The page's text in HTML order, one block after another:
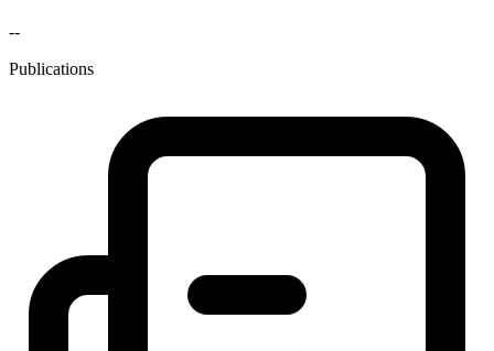
--
Publications